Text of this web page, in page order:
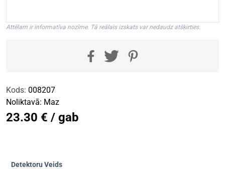
Attēlam ir informatīva nozīme. Tā reālais izskats var nedaudz atšķirties.
Kods: 008207
Noliktavā: Maz
23.30 € / gab
Detektoru Veids